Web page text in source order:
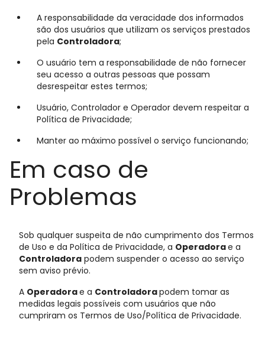
A responsabilidade da veracidade dos informados
são dos usuários que utilizam os serviços prestados
pela Controladora;
O usuário tem a responsabilidade de não fornecer
seu acesso a outras pessoas que possam
desrespeitar estes termos;
Usuário, Controlador e Operador devem respeitar a
Política de Privacidade;
Manter ao máximo possível o serviço funcionando;
Em caso de
Problemas
Sob qualquer suspeita de não cumprimento dos Termos
de Uso e da Política de Privacidade, a Operadorae a
Controladora podem suspender o acesso ao serviço
sem aviso prévio.
A Operadorae a Controladorapodem tomar as
medidas legais possíveis com usuários que não
cumpriram os Termos de Uso/Política de Privacidade.